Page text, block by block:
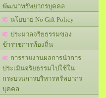
พัฒนาทรัพยากรบุคคล
นโยบาย No Gift Policy
ประมวลจริยธรรมของ
ข้าราชการท้องถิ่น
การรายงานผลการนำการ
ประเมินจริยธรรมไปใช้ใน
กระบวนการบริหารทรัพยากร
บุคคล